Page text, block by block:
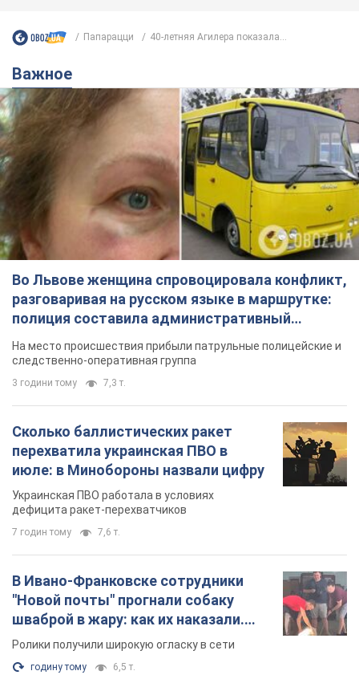
Папарацци 40-летняя Агилера показала...
Важное
Во Львове женщина спровоцировала конфликт,
разговаривая на русском языке в маршрутке:
полиция составила административный
протокол. Видео
На место происшествия прибыли патрульные полицейские и
следственно-оперативная группа
3 години тому 7,3 т.
Сколько баллистических ракет
перехватила украинская ПВО в
июле: в Минобороны назвали цифру
Украинская ПВО работала в условиях
дефицита ракет-перехватчиков
7 годин тому 7,6 т.
В Ивано-Франковске сотрудники
"Новой почты" прогнали собаку
шваброй в жару: как их наказали.
Видео
Ролики получили широкую огласку в сети
годину тому 6,5 т.